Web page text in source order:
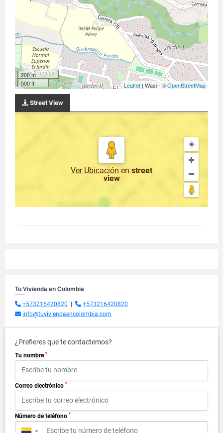
200 m
500 ft
Leaflet| Wasi - ©OpenStreetMap
Street View
Ver Ubicación en street
view
Tu Vivienda en Colombia
+573216420820
+573216420820
info@tuviviendaencolombia.com
¿Prefieres que te contactemos?
Tu nombre *
Correo electrónico *
Número de teléfono *
▼